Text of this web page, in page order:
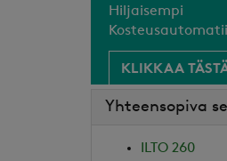
Hiljaisempi
KLIKKAA
Yhteensopiva
ILTO 260